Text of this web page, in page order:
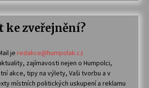
ke zveřejnění?
je redakce@humpolak.cz
zajímavosti nejen o Humpolci,
akce, tipy na výlety, Vaši tvorbu a v
místních politických uskupení a reklamu